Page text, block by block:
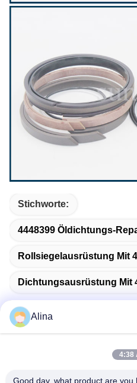
Stichworte:
4448399 Öldichtungs-
Rollsiegelausrüstung Mit
Dichtungsausrüstung Mit
Schnelle
Alina
4:38
Good day, what product are you